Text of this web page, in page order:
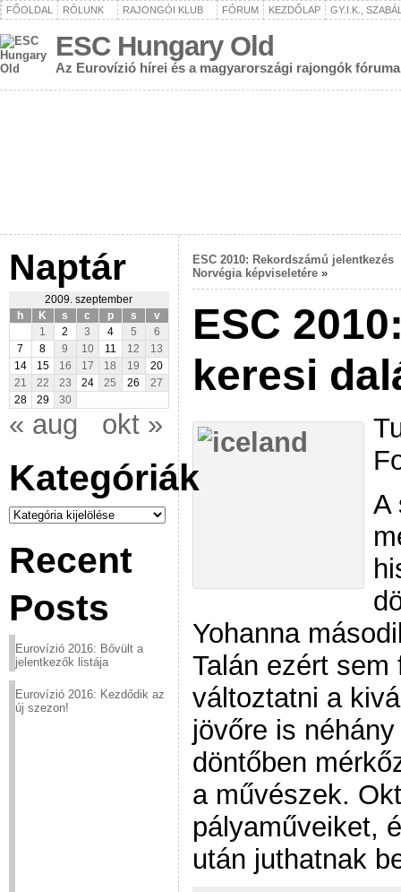
FŐOLDAL RÓLUNK RAJONGÓI KLUB FÓRUM KEZDŐLAP GY.I.K.,
ESC Hungary Old
Az Eurovízió hírei és a magyarországi rajongók fóruma
Naptár
2009. szeptember
h
K s c p s
v
1
2 3 4 5
6
7
8 9 10 11 12
13
14
15 16 17 18 19
20
21
22 23 24 25 26
27
28
29 30
« aug okt »
Kategóriák
Kategóriák
Recent
Posts
Eurovízió 2016: Bővült a
jelentkezők listája
Eurovízió 2016: Kezdődik az
új szezon!
ESC 2010: Rekordszámú jelentkezés
Norvégia képviseletére »
ESC
keresi
A
Yohanna
Talán ezért
változtatni a
jövőre is
döntőben
a művészek.
pályaműveiket,
után juthatnak